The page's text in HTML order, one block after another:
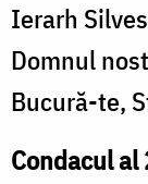
Ierarh
Domnul
Bucură-te,
Condacul al